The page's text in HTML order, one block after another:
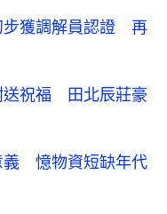
步獲調解員認證 再
送祝福 田北辰莊豪
義 憶物資短缺年代